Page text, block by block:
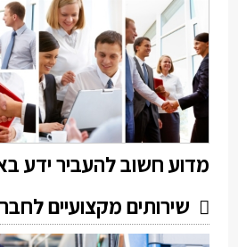
מדוע חשוב להעביר ידע
שירותים מקצועיים